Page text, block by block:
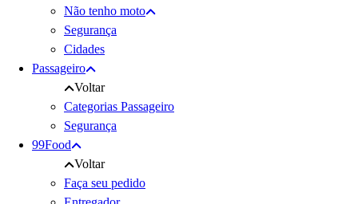
Não tenho moto
Segurança
Cidades
Passageiro
Voltar
Categorias Passageiro
Segurança
99Food
Voltar
Faça seu pedido